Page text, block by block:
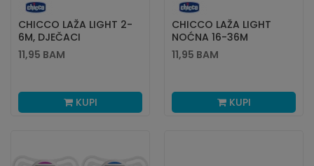
CHICCO LAŽA LIGHT 2-
6M, DJEČACI
11,95 BAM
KUPI
CHICCO LAŽA LIGHT
NOĆNA 16-36M
11,95 BAM
KUPI